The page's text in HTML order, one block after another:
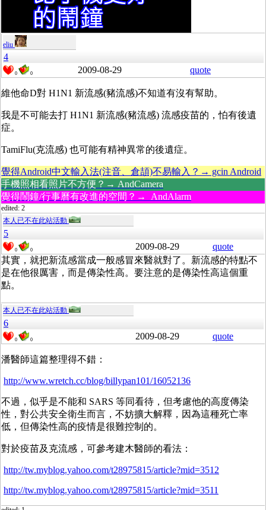
eliu
4
0 0 2009-08-29 quote
維他命D對 H1N1 新流感(豬流感)不知道有沒有幫助。
我是不可能去打 H1N1 新流感(豬流感) 流感疫苗的，怕有後遺
症。
TamiFlu(克流感) 也可能有精神異常的後遺症。
覺得Android中文輸入法(注音、倉頡)不易輸入？→ gcin Android
手機照相看照片不方便？→ AndCamera
覺得鬧鐘/行事曆有改進的空間？→ AndAlarm
edited: 2
本人已不在此站活動
5
0 0 2009-08-29
quote
其實，就把新流感當成一般感冒來醫就對了。新流感的特點不
是在他很厲害，而是傳染性高。要注意的是傳染性高這個重
點。
本人已不在此站活動
6
0 0 2009-08-29 quote
潘醫師這篇整理得不錯：
http://www.wretch.cc/blog/billypan101/16052136
不過，似乎是不能和 SARS 等同看待，但考慮他的高度傳染
性，對公共安全衛生而言，不妨擴大解釋，因為這種死亡率
低，但傳染性高的疫情是很難控制的。
對於疫苗及克流感，可參考建木醫師的看法：
http://tw.myblog.yahoo.com/t28975815/article?mid=3512
http://tw.myblog.yahoo.com/t28975815/article?mid=3511